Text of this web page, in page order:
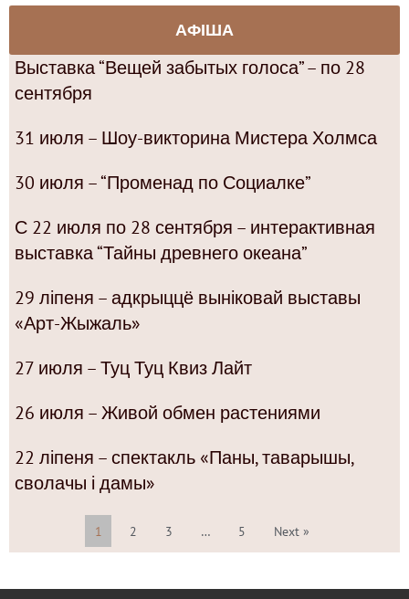
АФІША
Выставка “Вещей забытых голоса” – по 28
сентября
31 июля – Шоу-викторина Мистера Холмса
30 июля – “Променад по Социалке”
С 22 июля по 28 сентября – интерактивная
выставка “Тайны древнего океана”
29 ліпеня – адкрыццё выніковай выставы
«Арт-Жыжаль»
27 июля – Туц Туц Квиз Лайт
26 июля – Живой обмен растениями
22 ліпеня – спектакль «Паны, таварышы,
сволачы і дамы»
1 2 3 … 5 Next »